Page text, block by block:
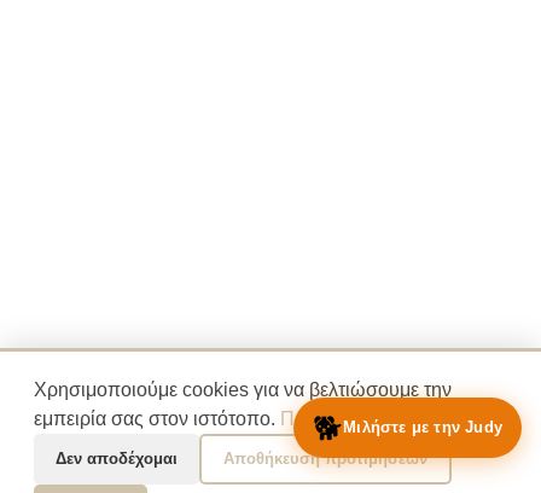
Χρησιμοποιούμε cookies για να βελτιώσουμε την
εμπειρία σας στον ιστότοπο. Πολιτική Απορρήτου
Δεν αποδέχομαι Αποθήκευση προτιμήσεων
🐕Μιλήστε με την Judy